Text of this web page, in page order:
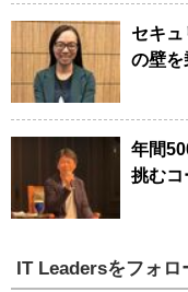
セキ
の壁を
年間
挑むコ
IT Leadersをフォロ